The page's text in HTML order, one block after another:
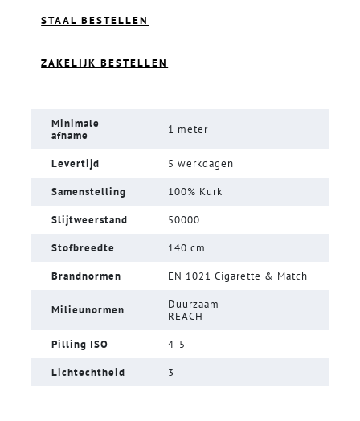
STAAL BESTELLEN
ZAKELIJK BESTELLEN
Minimale
afname
1 meter
Levertijd 5 werkdagen
Samenstelling 100% Kurk
Slijtweerstand 50000
Stofbreedte 140 cm
Brandnormen EN 1021 Cigarette & Match
Milieunormen
Duurzaam
REACH
Pilling ISO 4-5
Lichtechtheid 3